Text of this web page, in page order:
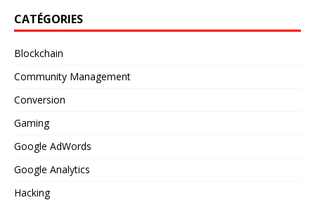
CATÉGORIES
Blockchain
Community Management
Conversion
Gaming
Google AdWords
Google Analytics
Hacking